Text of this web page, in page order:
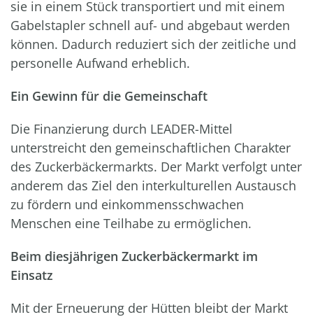
sie in einem Stück transportiert und mit einem
Gabelstapler schnell auf- und abgebaut werden
können. Dadurch reduziert sich der zeitliche und
personelle Aufwand erheblich.
Ein Gewinn für die Gemeinschaft
Die Finanzierung durch LEADER-Mittel
unterstreicht den gemeinschaftlichen Charakter
des Zuckerbäckermarkts. Der Markt verfolgt unter
anderem das Ziel den interkulturellen Austausch
zu fördern und einkommensschwachen
Menschen eine Teilhabe zu ermöglichen.
Beim diesjährigen Zuckerbäckermarkt im
Einsatz
Mit der Erneuerung der Hütten bleibt der Markt